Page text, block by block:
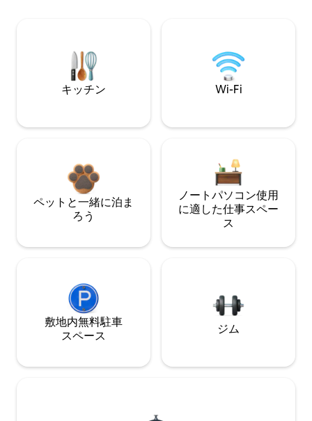
キッチン Wi-Fi
ペットと一緒に泊ま
ろう
ノートパソコン使用
に適した仕事スペー
ス
敷地内無料駐⁠車
ス⁠ペ⁠ー⁠ス
ジム